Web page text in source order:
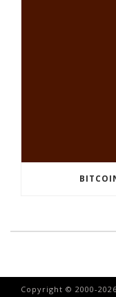
Copyright © 2000-2026